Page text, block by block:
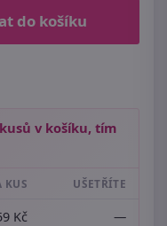
do košíku
v košíku, tím
KUS UŠETŘÍTE
Kč —